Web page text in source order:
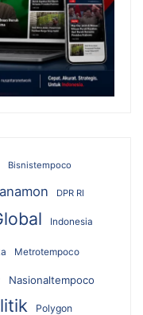
Bisnistempoco
DPR RI
Indonesia
Metrotempoco
Nasionaltempoco
Polygon